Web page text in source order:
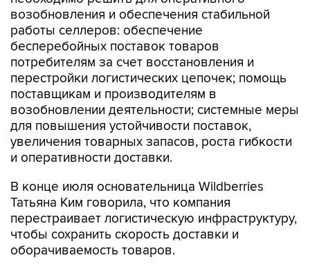
возобновления и обеспечения стабильной
работы селлеров: обеспечение
бесперебойных поставок товаров
потребителям за счет восстановления и
перестройки логистических цепочек; помощь
поставщикам и производителям в
возобновлении деятельности; системные меры
для повышения устойчивости поставок,
увеличения товарных запасов, роста гибкости
и оперативности доставки.
В конце июля основательница Wildberries
Татьяна Ким говорила, что компания
перестраивает логистическую инфраструктуру,
чтобы сохранить скорость доставки и
оборачиваемость товаров.